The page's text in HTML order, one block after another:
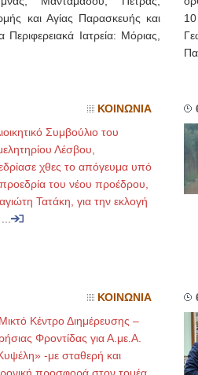
και Αγίας Παρασκευής και
Ιατρεία: Μόριας,
ΚΟΙΝΩΝΙΑ
Συμβούλιο του
Λέσβου,
χθες το απόγευμα υπό
του νέου προέδρου,
Τατάκη, για την εκλογή
ΚΟΙΝΩΝΙΑ
Κέντρο Διημέρευσης –
Φροντίδας για Α.με.Α.
-με σταθερή και